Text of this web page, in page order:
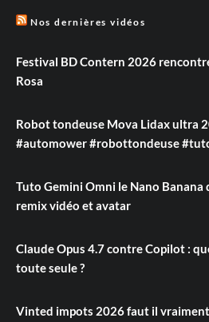
Nos dernières vidéos
Festival BD Contern 2026
Rosa
Robot tondeuse Mova Lidax ultra
#automower #robottondeuse
Tuto Gemini Omni le Nano Banana
remix vidéo et avatar
Claude Opus 4.7 contre Copilot :
toute seule ?
Vinted impots 2026 faut il vraiment